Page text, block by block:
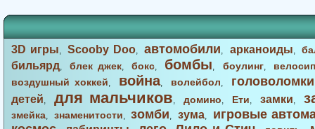
3D игры,Scooby Doo,автомобили, арканоиды,
бильярд,блек джек,бокс, бомбы, боулинг,
воздушный хоккей, война, волейбол, головоломки
детей, для мальчиков, домино, Ети, замки,
змейка, знаменитости,зомби, зума,
игровые